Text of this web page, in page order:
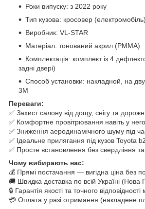
Роки випуску: з 2022 року
Тип кузова: кросовер (електромобіль)
Виробник: VL-STAR
Матеріал: тонований акрил (PMMA)
Комплектація: комплект із 4
задні двері)
Способ установки: накладной, на
3M
Переваги:
✅ Захист салону від дощу, снігу та
✅ Комфортне провітрювання навіть у
✅ Зниження аеродинамічного шуму під
✅ Ідеальне прилягання під кузов Toyota
✅ Просте встановлення без свердління та
Чому вибирають нас:
💰 Прямі постачання — вигідна ціна без
🚚 Швидка доставка по всій Україні
🔒 Гарантія якості та точного відповідності
💳 Оплата у разі отримання (накладене